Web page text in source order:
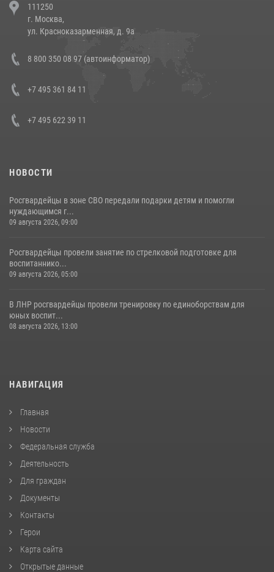
напавших на бригаду скорой помощи (видео)
14 июля 2026, 12:20
Состоялась рабочая встреча директора Росгвардии Героя России
генерала армии Виктора Золотова с заместителем полномочного
представителя Президента Российской Федерации в Северо-
Кавказском федеральном округе Виталием Кузнецовым
111250
г. Москва,
ул. Красноказарменная, д. 9а
8 800 350 08 97 (автоинформатор)
+7 495 361 84 11
+7 495 622 39 11
НОВОСТИ
Росгвардейцы в зоне СВО передали подарки детям и помогли
нуждающимся г...
09 августа 2026, 09:00
Росгвардейцы провели занятие по стрелковой подготовке для
воспитаннико...
09 августа 2026, 05:00
В ЛНР росгвардейцы провели тренировку по единоборствам для
юных воспит...
08 августа 2026, 13:00
НАВИГАЦИЯ
Главная
Новости
Федеральная служба
Деятельность
Для граждан
Документы
Контакты
Герои
Карта сайта
Открытые данные